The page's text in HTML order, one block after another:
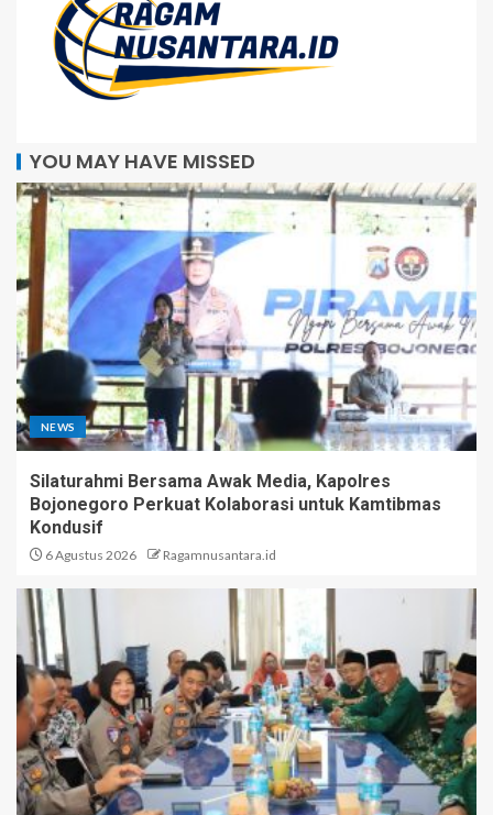
YOU MAY HAVE MISSED
NEWS
Silaturahmi Bersama Awak Media, Kapolres
Bojonegoro Perkuat Kolaborasi untuk Kamtibmas
Kondusif
6 Agustus 2026 Ragamnusantara.id